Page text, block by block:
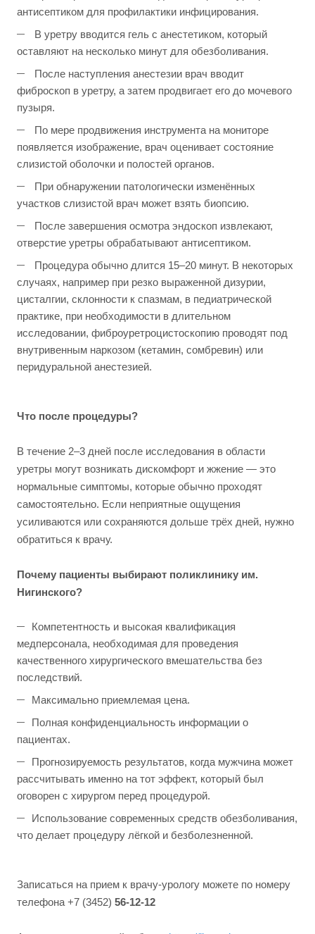
антисептиком для профилактики инфицирования.
В уретру вводится гель с анестетиком, который
оставляют на несколько минут для обезболивания.
После наступления анестезии врач вводит
фиброскоп в уретру, а затем продвигает его до мочевого
пузыря.
По мере продвижения инструмента на мониторе
появляется изображение, врач оценивает состояние
слизистой оболочки и полостей органов.
При обнаружении патологически изменённых
участков слизистой врач может взять биопсию.
После завершения осмотра эндоскоп извлекают,
отверстие уретры обрабатывают антисептиком.
Процедура обычно длится 15–20 минут. В некоторых
случаях, например при резко выраженной дизурии,
цисталгии, склонности к спазмам, в педиатрической
практике, при необходимости в длительном
исследовании, фиброуретроцистоскопию проводят под
внутривенным наркозом (кетамин, сомбревин) или
перидуральной анестезией.
Что после процедуры?
В течение 2–3 дней после исследования в области
уретры могут возникать дискомфорт и жжение — это
нормальные симптомы, которые обычно проходят
самостоятельно. Если неприятные ощущения
усиливаются или сохраняются дольше трёх дней, нужно
обратиться к врачу.
Почему пациенты выбирают поликлинику им.
Нигинского?
Компетентность и высокая квалификация
медперсонала, необходимая для проведения
качественного хирургического вмешательства без
последствий.
Максимально приемлемая цена.
Полная конфиденциальность информации о
пациентах.
Прогнозируемость результатов, когда мужчина может
рассчитывать именно на тот эффект, который был
оговорен с хирургом перед процедурой.
Использование современных средств обезболивания,
что делает процедуру лёгкой и безболезненной.
Записаться на прием к врачу-урологу можете по номеру
телефона +7 (3452) 56-12-12